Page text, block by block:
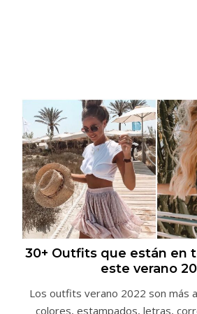
30+ Outfits que están en
este verano
Los outfits verano 2022 son más
colores, estampados, letras,